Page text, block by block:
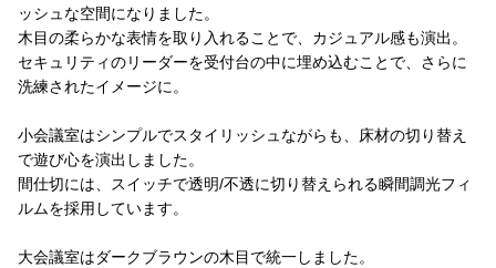
ッシュな空間になりました。
木目の柔らかな表情を取り入れることで、カジュアル感も演出。
セキュリティのリーダーを受付台の中に埋め込むことで、さらに
洗練されたイメージに。
小会議室はシンプルでスタイリッシュながらも、床材の切り替え
で遊び心を演出しました。
間仕切には、スイッチで透明/不透に切り替えられる瞬間調光フィ
ルムを採用しています。
大会議室はダークブラウンの木目で統一しました。